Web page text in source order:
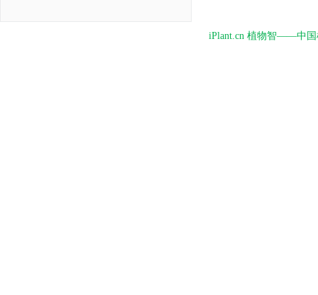
iPlant.cn 植物智——中国